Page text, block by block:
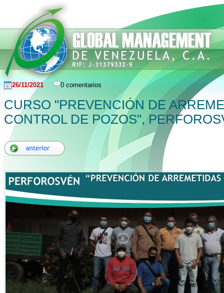
26/11/2021 0 comentarios
CURSO "PREVENCIÓN DE
CONTROL DE POZOS",